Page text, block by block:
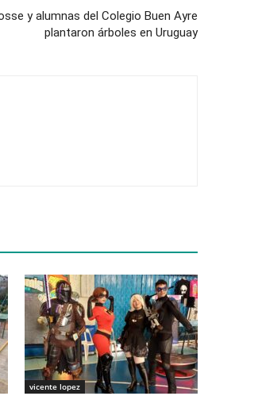
y alumnas del Colegio Buen Ayre
plantaron árboles en Uruguay
vicente lopez